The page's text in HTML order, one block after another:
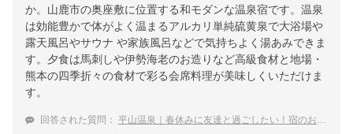
か。山鹿市の奥座敷に位置する和モダンな温泉宿です。温泉
は効能豊かで体がよく温まるアルカリ単純硫黄泉で大浴場や
露天風呂やサウナ や家族風呂などで気持ちよく湯あみできま
す。夕食は馬刺しや伊勢海老のお造りなど高級食材と地場・
熊本の四季折々の食材で彩る会席料理が美味しくいただけま
す。
回答された質問： 平山温泉｜春休みに友達と過ごしたい！宿のおすすめは？